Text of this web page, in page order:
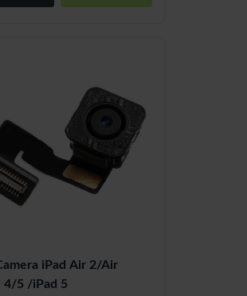
iPad Air 2/Air
4/5 /iPad 5